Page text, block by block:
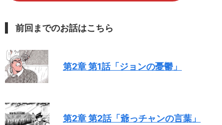
前回までのお話はこちら
第2章 第1話「ジョンの憂鬱」
第2章 第2話「爺っチャンの言葉」